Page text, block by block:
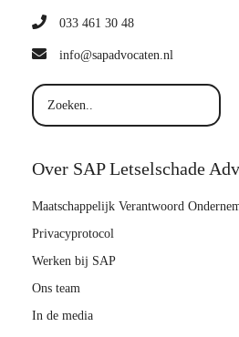
033 461 30 48
info@sapadvocaten.nl
Over SAP Letselschade
Maatschappelijk Verantwoord
Privacyprotocol
Werken bij SAP
Ons team
In de media